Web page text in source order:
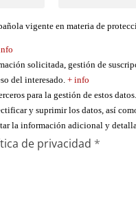
vigente en materia de
solicitada, gestión de
del interesado.+ info
para la gestión de estos datos.
y suprimir los datos, así
la información adicional y
de privacidad *